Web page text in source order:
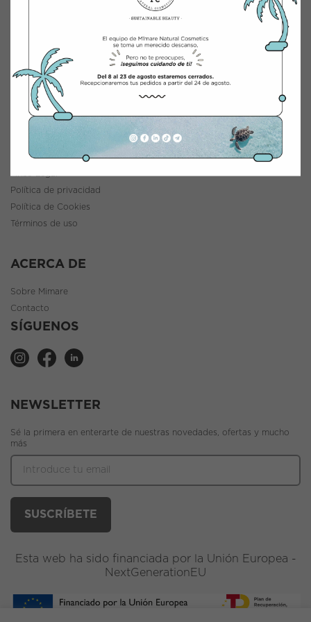
INTEGRACIÓN Y DISTRIBUCIÓN COSMÉTICA
Polígono Industrial Saprelorca, B/111
30817 Lorca (Murcia), España
www.mimarenaturalcosmetics.com
Teléfono:968 47 60 59
INFORMACIÓN
Política de envíos y devoluciones
Política de privacidad
Política de Cookies
Términos de uso
ACERCA DE
Sobre Mimare
Contacto
SÍGUENOS
NEWSLETTER
Sé la primera en enterarte de nuestras novedades, ofertas y mucho
más
Esta web ha sido financiada por la Unión Europea -
NextGenerationEU